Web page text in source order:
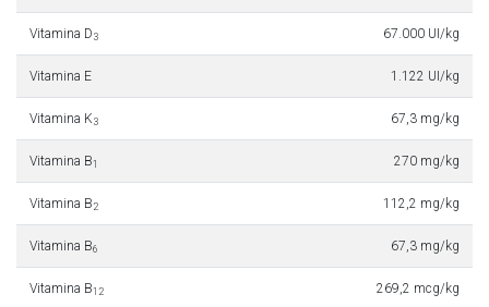
Vitamina D 3 67.000 UI/kg
Vitamina E 1.122 UI/kg
Vitamina K3 67,3 mg/kg
Vitamina B1 270 mg/kg
Vitamina B2 112,2 mg/kg
Vitamina B6 67,3 mg/kg
Vitamina B12 269,2 mcg/kg